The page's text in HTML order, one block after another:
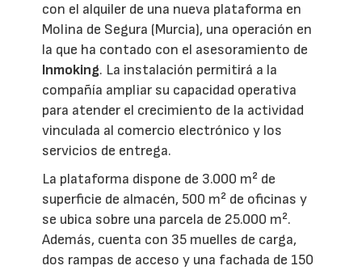
con el alquiler de una nueva plataforma en
Molina de Segura (Murcia), una operación en
la que ha contado con el asesoramiento de
Inmoking. La instalación permitirá a la
compañía ampliar su capacidad operativa
para atender el crecimiento de la actividad
vinculada al comercio electrónico y los
servicios de entrega.
La plataforma dispone de 3.000 m² de
superficie de almacén, 500 m² de oficinas y
se ubica sobre una parcela de 25.000 m².
Además, cuenta con 35 muelles de carga,
dos rampas de acceso y una fachada de 150